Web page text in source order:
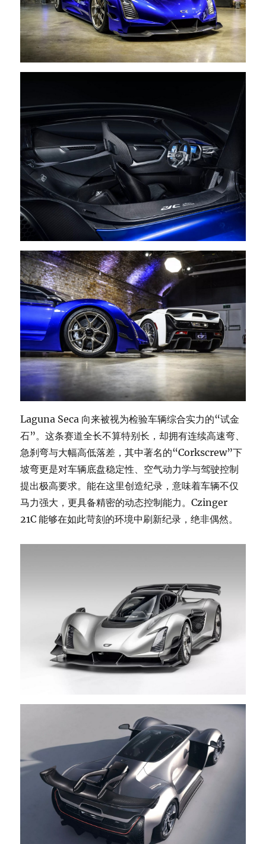
Laguna Seca 向来被视为检验车辆综合实力的“试金
石”。这条赛道全长不算特别长，却拥有连续高速弯、
急刹弯与大幅高低落差，其中著名的“Corkscrew”下
坡弯更是对车辆底盘稳定性、空气动力学与驾驶控制
提出极高要求。能在这里创造纪录，意味着车辆不仅
马力强大，更具备精密的动态控制能力。Czinger
21C 能够在如此苛刻的环境中刷新纪录，绝非偶然。